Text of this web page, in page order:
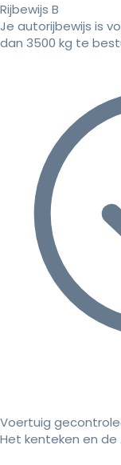
Rijbewijs B
Je autorijbewijs is
dan 3500 kg te
Voertuig
Het kenteken en